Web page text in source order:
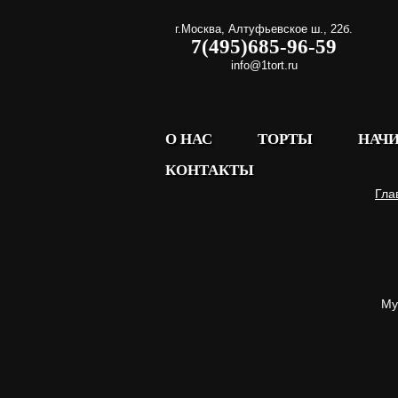
г.Москва, Алтуфьевское ш., 22б.
7(495)685-96-59
info@1tort.ru
О НАС ТОРТЫ
КОНТАКТЫ